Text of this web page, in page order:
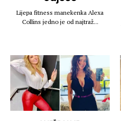
Lijepa fitness manekenka Alexa
Collins jedno je od najtraž...